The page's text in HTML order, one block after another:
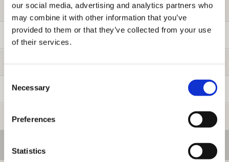
our social media, advertising and analytics partners who
may combine it with other information that you’ve
provided to them or that they’ve collected from your use
of their services.
Consent
Selection
Necessary
Preferences
Statistics
初めての方へ
ご利用ガイド
よくある質問
お問い合わせ
提携サイト募集
会員メニュー